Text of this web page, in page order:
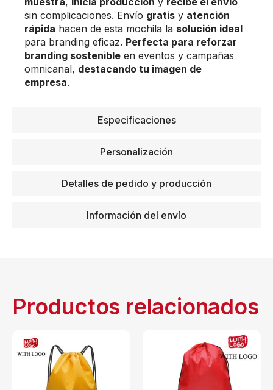
Especificaciones
Personalización
Detalles de pedido y producción
Información del envío
sin complicaciones. Envío gratis y atención
rápida hacen de esta mochila la solución ideal
para branding eficaz. Perfecta para reforzar
branding sostenible en eventos y campañas
omnicanal, destacando tu imagen de
empresa.
Productos relacionados